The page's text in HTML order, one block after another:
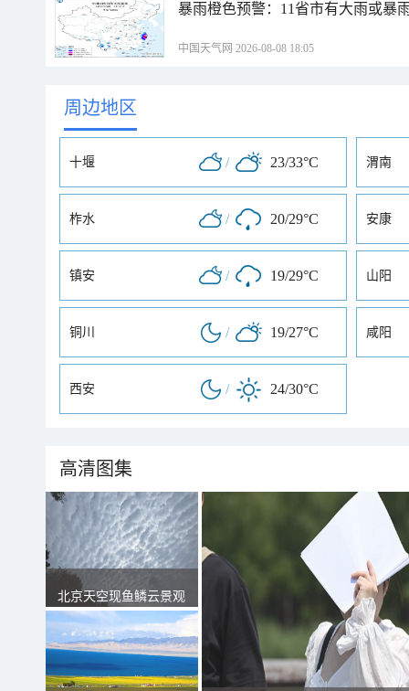
暴雨橙色预警：11省市有大雨或暴
中国天气网 2026-08-08 18:05
周边地区
十堰 / 23/33°C 渭南
柞水 / 20/29°C 安康
镇安 / 19/29°C 山阳
铜川 / 19/27°C 咸阳
西安 / 24/30°C
高清图集
北京天空现鱼鳞云景观